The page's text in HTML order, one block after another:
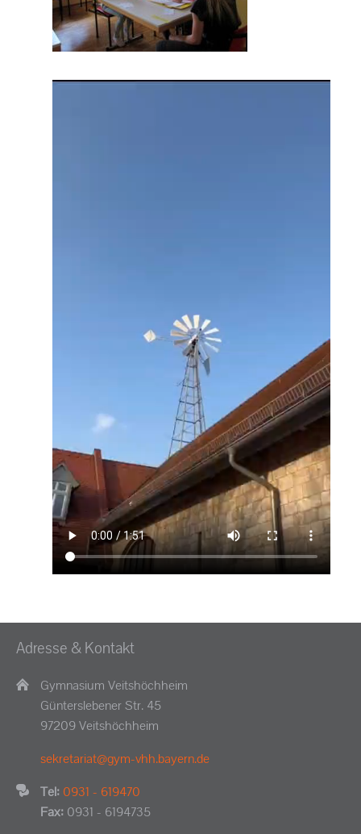
Adresse & Kontakt
Gymnasium Veitshöchheim
Günterslebener Str. 45
97209 Veitshöchheim
sekretariat@gym-vhh.bayern.de
Tel: 0931 - 619470
Fax: 0931 - 6194735